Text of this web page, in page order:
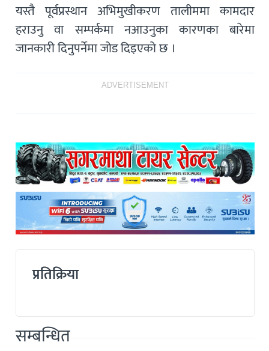
यस्तै पूर्वप्रस्थान अभिमुखीकरण तालीममा कामदार
हराउनु वा सम्पर्कमा नआउनुका कारणका बारेमा
जानकारी दिनुपर्नेमा जोड दिइएको छ ।
ADVERTISEMENT
प्रतिक्रिया
सम्बन्धित